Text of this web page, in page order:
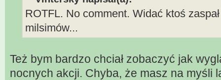
ROTFL. No comment. Widać ktoś
milsimów...
Też bym bardzo chciał zobaczyć jak
nocnych akcji. Chyba, że masz na myśli